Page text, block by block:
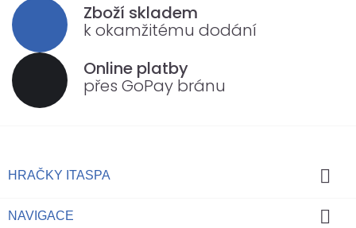
Zboží skladem
k okamžitému dodání
Online platby
přes GoPay bránu
HRAČKY ITASPA 
NAVIGACE 